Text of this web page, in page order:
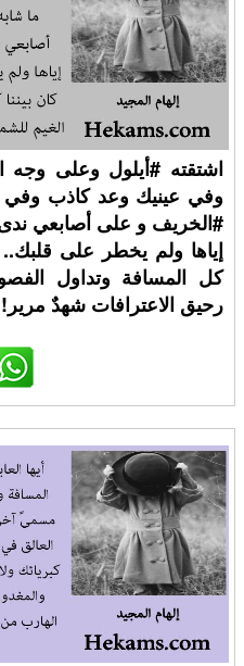
اشتقته ⁧‫#أيلول‬⁩ وعلى وجه
وفي عينيك وعد كاذب وفي
⁧‫#الخريف‬⁩ و على أصابعي ندى
إياها ولم يخطر على قلبك..
كل المسافة وتداول
رحيق الاعترافات شهدٌ